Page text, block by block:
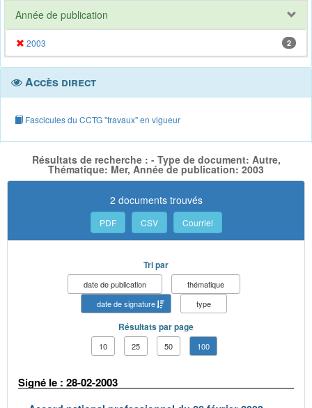
Année de publication
2003 2
Accès direct
Fascicules du CCTG "travaux" en vigueur
Résultats de recherche : - Type de document: Autre,
Thématique: Mer, Année de publication: 2003
2 documents trouvés
PDF CSV Courriel
Tri par
date de publication
thématique
date de signature
type
Résultats par page
10 25 50 100
Signé le : 28-02-2003